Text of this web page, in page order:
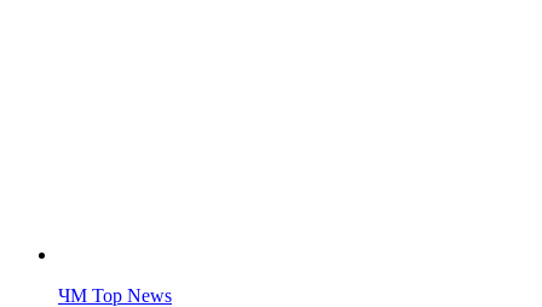
ЧМ Top News